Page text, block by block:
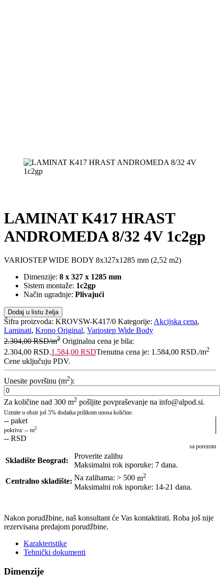
LAMINAT K417 HRAST
ANDROMEDA 8/32 4V 1c2gp
VARIOSTEP WIDE BODY 8x327x1285 mm (2,52 m2)
Dimenzije: 8 x 327 x 1285 mm
Sistem montaže: 1c2gp
Način ugradnje: Plivajući
Dodaj u listu želja
Šifra proizvoda: KROVSW-K417/0 Kategorije: Akcijska cena,
Laminati, Krono Original, Variostep Wide Body
2.304,00RSD/m2 Originalna cena je bila:
2.304,00 RSD.1.584,00 RSDTrenutna cena je: 1.584,00 RSD./m2
Cene uključuju PDV.
Unesite površinu (m2):
Za količine nad 300 m2 pošljite povpraševanje na info@alpod.si.
Uzmite u obzir još 5% dodatka prilikom unosa količine.
-- paket
pokriva: -- m2
-- RSD
sa porezom
Skladište Beograd:
Proverite zalihu
Maksimalni rok isporuke: 7 dana.
Centralno skladište: Na zalihama: > 500 m2
Maksimalni rok isporuke: 14-21 dana.
Nakon porudžbine, naš konsultant će Vas kontaktirati. Roba još nije
rezervisana predajom porudžbine.
Karakteristike
Tehnički dokumenti
Dimenzije